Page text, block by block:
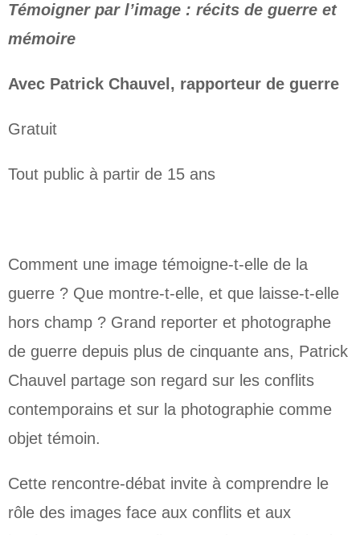
Témoigner par l’image : récits de guerre et
mémoire
Avec Patrick Chauvel, rapporteur de guerre
Gratuit
Tout public à partir de 15 ans
Comment une image témoigne-t-elle de la
guerre ? Que montre-t-elle, et que laisse-t-elle
hors champ ? Grand reporter et photographe
de guerre depuis plus de cinquante ans, Patrick
Chauvel partage son regard sur les conflits
contemporains et sur la photographie comme
objet témoin.
Cette rencontre-débat invite à comprendre le
rôle des images face aux conflits et aux